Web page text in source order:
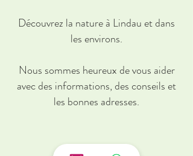
Découvrez la nature à Lindau et dans
les environs.
Nous sommes heureux de vous aider
avec des informations, des conseils et
les bonnes adresses.